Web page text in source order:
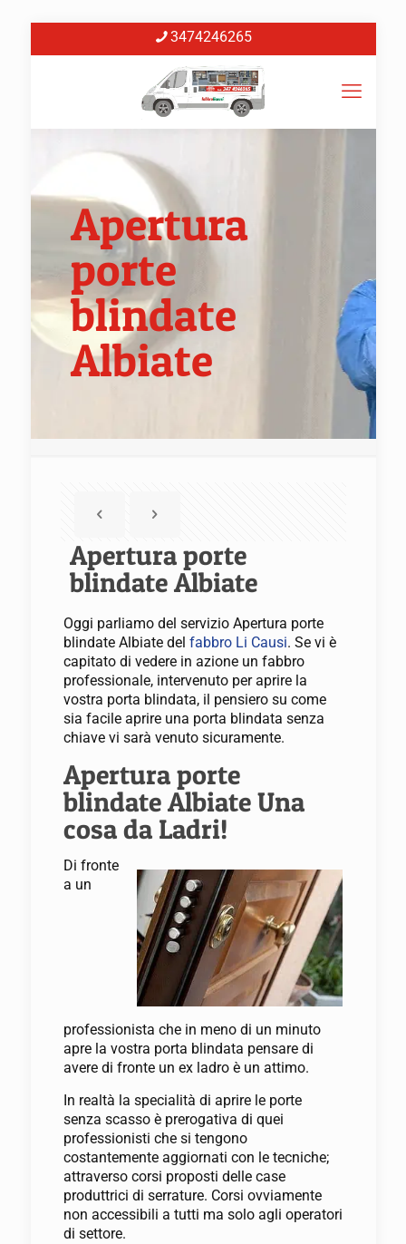
3474246265
Apertura
porte
blindate
Albiate
Apertura porte
blindate Albiate
Oggi parliamo del servizio Apertura porte
blindate Albiate del fabbro Li Causi. Se vi è
capitato di vedere in azione un fabbro
professionale, intervenuto per aprire la
vostra porta blindata, il pensiero su come
sia facile aprire una porta blindata senza
chiave vi sarà venuto sicuramente.
Apertura porte
blindate Albiate Una
cosa da Ladri!
Di fronte
a un
professionista che in meno di un minuto
apre la vostra porta blindata pensare di
avere di fronte un ex ladro è un attimo.
In realtà la specialità di aprire le porte
senza scasso è prerogativa di quei
professionisti che si tengono
costantemente aggiornati con le tecniche;
attraverso corsi proposti delle case
produttrici di serrature. Corsi ovviamente
non accessibili a tutti ma solo agli operatori
di settore.